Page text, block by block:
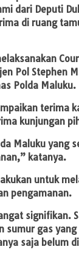
dari Deputi
di ruang
Pol Stephen
Polda Maluku.
terima
kunjungan
Maluku yang
katanya.
untuk
pengamanan.
signifikan.
sumur gas
saja belum